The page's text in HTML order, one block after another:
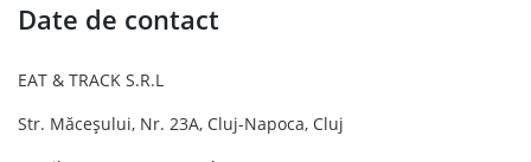
Date de contact
EAT & TRACK S.R.L
Str. Măceșului, Nr. 23A, Cluj-Napoca, Cluj